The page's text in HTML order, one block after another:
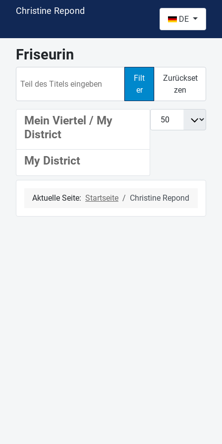
Christine Repond
DE
Friseurin
Filt
er
Zurückset
zen
Anzeige #
Mein Viertel / My
District
My District
Aktuelle Seite: Startseite Christine Repond